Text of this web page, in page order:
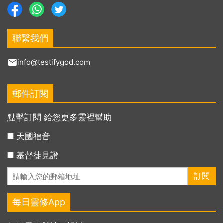
聯繫我們
info@testifygod.com
郵件訂閱
點擊訂閱 給您更多靈裡幫助
天國福音
基督徒見證
每日靈修App